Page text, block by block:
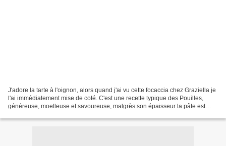
J'adore la tarte à l'oignon, alors quand j'ai vu cette focaccia chez Graziella je
l'ai immédiatement mise de coté. C'est une recette typique des Pouilles,
généreuse, moelleuse et savoureuse, malgrès son épaisseur la pâte est